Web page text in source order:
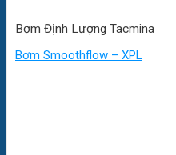
Bơm Định Lượng Tacmina
Bơm Smoothflow – XPL